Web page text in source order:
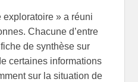
exploratoire » a réuni
Chacune d’entre
de synthèse sur
certaines informations
sur la situation de